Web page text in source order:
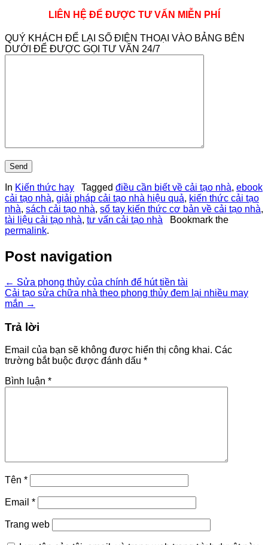
LIÊN HỆ ĐỂ ĐƯỢC TƯ VẤN MIỄN PHÍ
QUÝ KHÁCH ĐỂ LẠI SỐ ĐIỆN THOẠI VÀO BẢNG BÊN
DƯỚI ĐỂ ĐƯỢC GỌI TƯ VẤN 24/7
In Kiến thức hay Tagged điều cần biết về cải tạo nhà, ebook
cải tạo nhà, giải pháp cải tạo nhà hiệu quả, kiến thức cải tạo
nhà, sách cải tạo nhà, sổ tay kiến thức cơ bản về cải tạo nhà,
tài liệu cải tạo nhà, tư vấn cải tạo nhà Bookmark the
permalink.
Post navigation
← Sửa phong thủy của chính để hút tiền tài
Cải tạo sửa chữa nhà theo phong thủy đem lại nhiều may
mắn →
Trả lời
Email của bạn sẽ không được hiển thị công khai. Các
trường bắt buộc được đánh dấu *
Bình luận *
Tên *
Email *
Trang web